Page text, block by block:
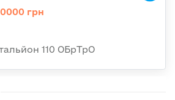
грн
110 ОБрТрО